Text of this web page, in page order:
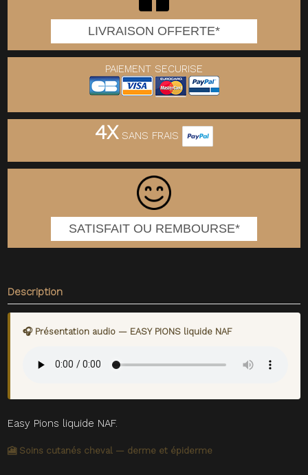
LIVRAISON OFFERTE*
PAIEMENT SECURISE
4XSANS FRAIS
SATISFAIT OU REMBOURSE*
Description
🎧 Présentation audio — EASY PIONS liquide NAF
Easy Pions liquide NAF.
🎦 Soins cutanés cheval — derme et épiderme